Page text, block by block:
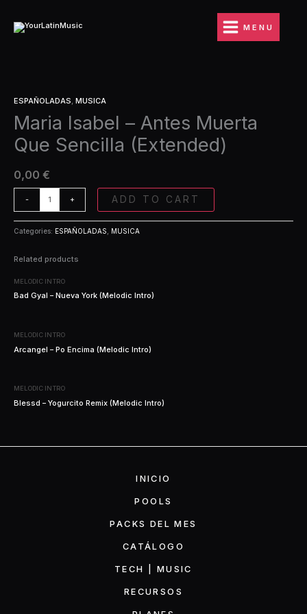
contenido
MENU
ESPAÑOLADAS, MUSICA
Maria Isabel – Antes Muerta
Que Sencilla (Extended)
0,00 €
-
Isabel
-
Antes
Muerta
Sencilla
quantity
+ ADD TO CART
Categories: ESPAÑOLADAS MUSICA
Related products
MELODIC INTRO
Bad Gyal – Nueva York (Melodic Intro)
MELODIC INTRO
Arcangel – Po Encima (Melodic Intro)
MELODIC INTRO
Blessd – Yogurcito Remix (Melodic Intro)
INICIO
POOLS
PACKS DEL MES
CATÁLOGO
TECH | MUSIC
RECURSOS
Muerta
Que